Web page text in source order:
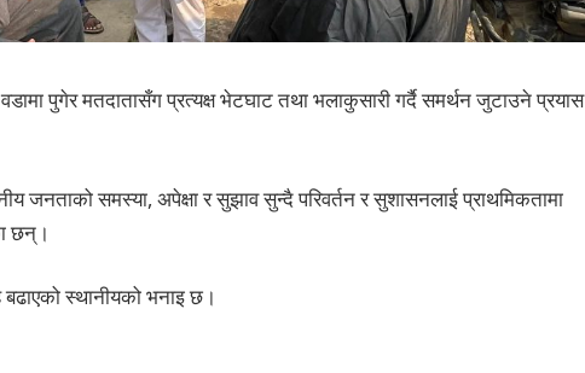
पुगेर मतदातासँग प्रत्यक्ष भेटघाट तथा भलाकुसारी गर्दै समर्थन जुटाउने प्रयास
जनताको समस्या, अपेक्षा र सुझाव सुन्दै परिवर्तन र सुशासनलाई प्राथमिकतामा
छन्।
स्थानीयको भनाइ छ।